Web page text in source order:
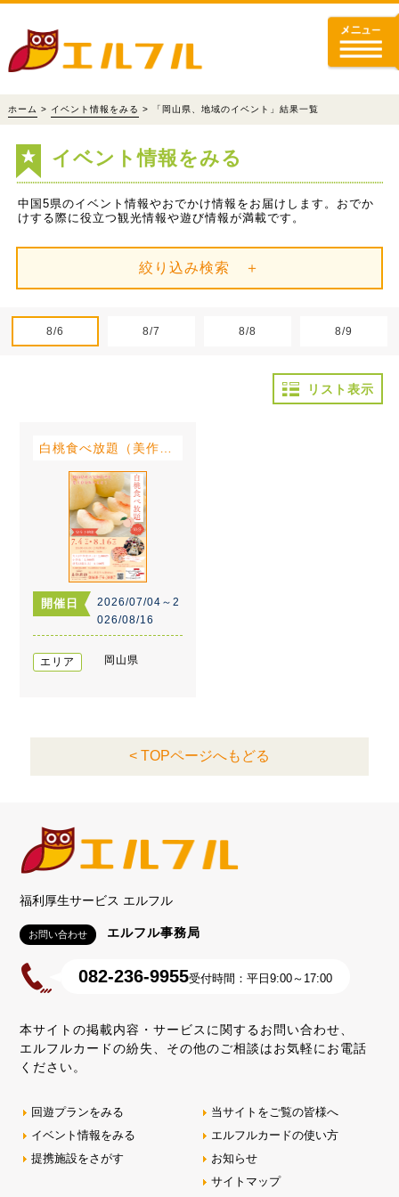
ホーム > イベント情報をみる > 「岡山県、地域のイベント」結果一覧
イベント情報をみる
中国5県のイベント情報やおでかけ情報をお届けします。おでか
けする際に役立つ観光情報や遊び情報が満載です。
絞り込み検索 ＋
8/6 8/7 8/8 8/9
リスト表示
開催日
2026/07/04～2
026/08/16
エリア 岡山県
< TOPページへもどる
福利厚生サービス エルフル
お問い合わせ エルフル事務局
082-236-9955受付時間：平日9:00～17:00
本サイトの掲載内容・サービスに関するお問い合わせ、
エルフルカードの紛失、その他のご相談はお気軽にお電話
ください。
回遊プランをみる
イベント情報をみる
提携施設をさがす
当サイトをご覧の皆様へ
エルフルカードの使い方
お知らせ
サイトマップ